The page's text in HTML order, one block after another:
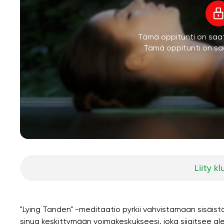
Tämä oppitunti on
Tämä oppitunti on
Liity
"Lying Tanden" -meditaatio pyrkii vahvistamaan
sinua keskittymään voimakeskukseesi, joka sijaitsee